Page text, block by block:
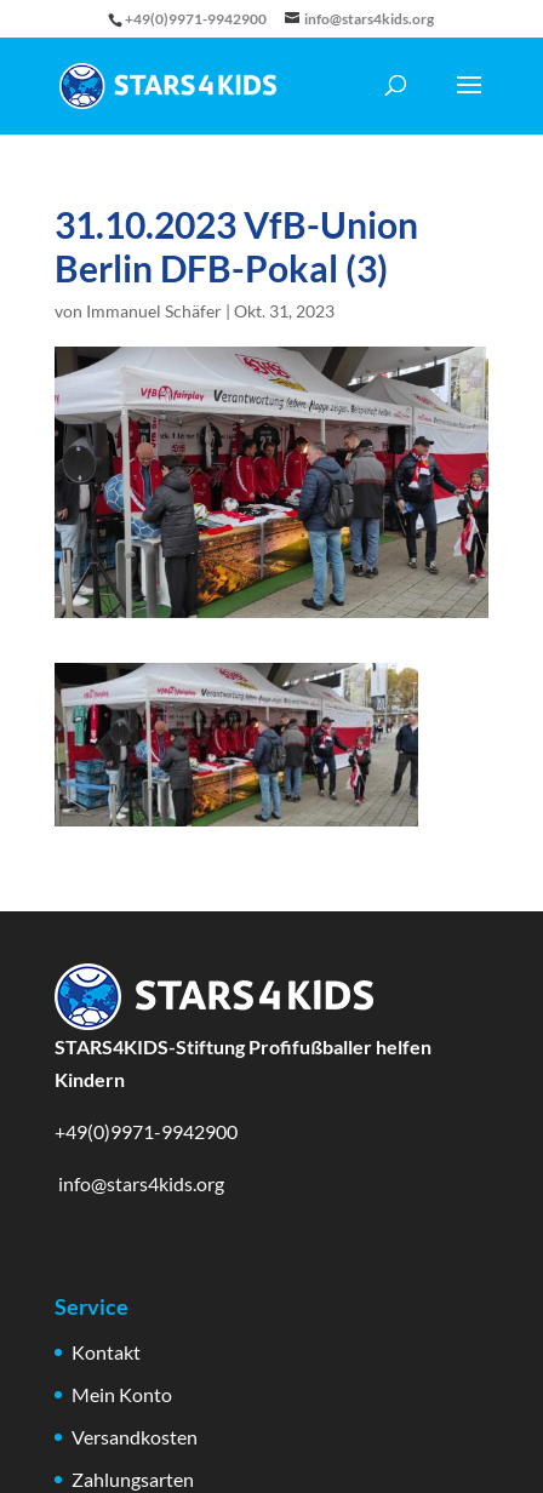
+49(0)9971-9942900 info@stars4kids.org
31.10.2023 VfB-Union
Berlin DFB-Pokal (3)
von Immanuel Schäfer| Okt. 31, 2023
STARS4KIDS-Stiftung Profifußballer helfen
Kindern
+49(0)9971-9942900
info@stars4kids.org
Service
Kontakt
Mein Konto
Versandkosten
Zahlungsarten